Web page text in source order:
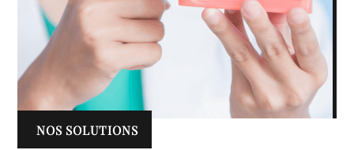
NOS SOLUTIONS